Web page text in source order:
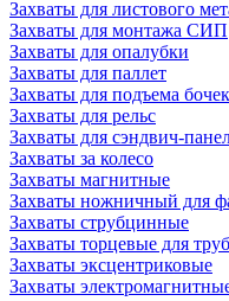
Захваты для листового
Захваты для монтажа СИП
Захваты для опалубки
Захваты для паллет
Захваты для подъема бочек
Захваты для рельс
Захваты для сэндвич-
Захваты за колесо
Захваты магнитные
Захваты ножничный для
Захваты струбцинные
Захваты торцевые для труб
Захваты эксцентриковые
Захваты